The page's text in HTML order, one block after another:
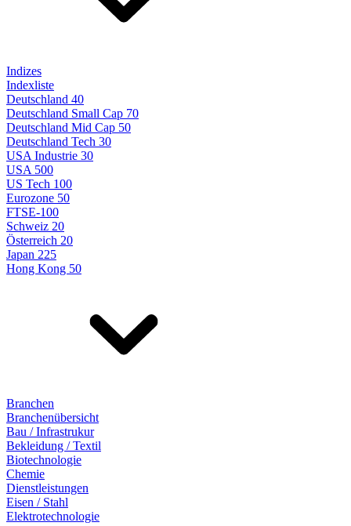
Indizes
Indexliste
Deutschland 40
Deutschland Small Cap 70
Deutschland Mid Cap 50
Deutschland Tech 30
USA Industrie 30
USA 500
US Tech 100
Eurozone 50
FTSE-100
Schweiz 20
Österreich 20
Japan 225
Hong Kong 50
Branchen
Branchenübersicht
Bau / Infrastrukur
Bekleidung / Textil
Biotechnologie
Chemie
Dienstleistungen
Eisen / Stahl
Elektrotechnologie